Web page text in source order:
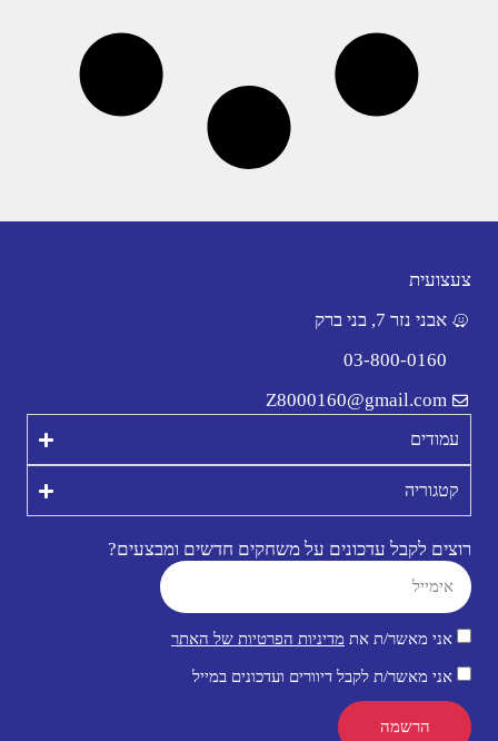
צעצועית
אבני נזר 7, בני ברק
03-800-0160
Z8000160@gmail.com
עמודים
קטגוריה
רוצים לקבל עדכונים על משחקים חדשים ומבצעים?
אני מאשר/ת את מדיניות הפרטיות של האתר
אני מאשר/ת לקבל דיוורים ועדכונים במייל
הרשמה